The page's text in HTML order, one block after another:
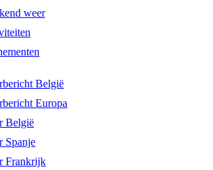
weer
België
Europa
België
Spanje
Frankrijk